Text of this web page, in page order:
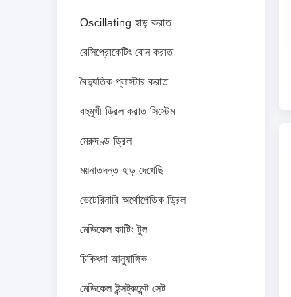
Oscillating হাড় করাত
রেসিপ্রোকেটিং বোন করাত
বৈদ্যুতিক প্লাস্টার করাত
বহুমুখী ড্রিল করাত সিস্টেম
মেরুদণ্ড ড্রিল
ময়নাতদন্ত হাড় দেখেছি
ভেটেরিনারি অর্থোপেডিক ড্রিল
মেডিকেল কাটিং টুল
চিকিৎসা আনুষাঙ্গিক
মেডিকেল ইন্সট্রুমেন্ট সেট